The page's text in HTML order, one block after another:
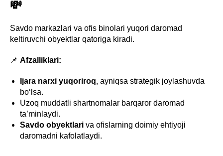
💸
Savdo markazlari va ofis binolari yuqori daromad
keltiruvchi obyektlar qatoriga kiradi.
📌 Afzalliklari:
Ijara narxi yuqoriroq, ayniqsa strategik joylashuvda
bo‘lsa.
Uzoq muddatli shartnomalar barqaror daromad
ta’minlaydi.
Savdo obyektlari va ofislarning doimiy ehtiyoji
daromadni kafolatlaydi.